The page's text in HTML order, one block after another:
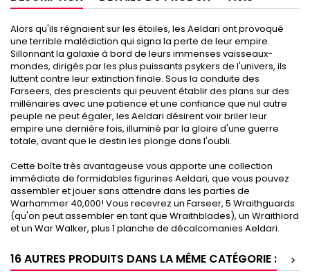
Alors qu'ils régnaient sur les étoiles, les Aeldari ont provoqué
une terrible malédiction qui signa la perte de leur empire.
Sillonnant la galaxie à bord de leurs immenses vaisseaux-
mondes, dirigés par les plus puissants psykers de l'univers, ils
luttent contre leur extinction finale. Sous la conduite des
Farseers, des prescients qui peuvent établir des plans sur des
millénaires avec une patience et une confiance que nul autre
peuple ne peut égaler, les Aeldari désirent voir briler leur
empire une dernière fois, illuminé par la gloire d'une guerre
totale, avant que le destin les plonge dans l'oubli.
Cette boîte très avantageuse vous apporte une collection
immédiate de formidables figurines Aeldari, que vous pouvez
assembler et jouer sans attendre dans les parties de
Warhammer 40,000! Vous recevrez un Farseer, 5 Wraithguards
(qu'on peut assembler en tant que Wraithblades), un Wraithlord
et un War Walker, plus 1 planche de décalcomanies Aeldari.
16 AUTRES PRODUITS DANS LA MÊME CATÉGORIE :
>